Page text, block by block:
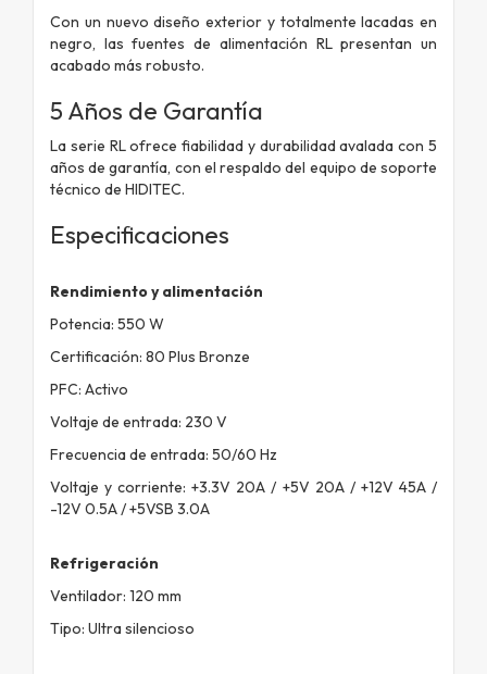
Con un nuevo diseño exterior y totalmente lacadas en
negro, las fuentes de alimentación RL presentan un
acabado más robusto.
5 Años de Garantía
La serie RL ofrece fiabilidad y durabilidad avalada con 5
años de garantía, con el respaldo del equipo de soporte
técnico de HIDITEC.
Especificaciones
Rendimiento y alimentación
Potencia: 550 W
Certificación: 80 Plus Bronze
PFC: Activo
Voltaje de entrada: 230 V
Frecuencia de entrada: 50/60 Hz
Voltaje y corriente: +3.3V 20A / +5V 20A / +12V 45A /
-12V 0.5A / +5VSB 3.0A
Refrigeración
Ventilador: 120 mm
Tipo: Ultra silencioso